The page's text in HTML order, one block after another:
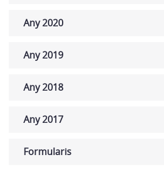
Any 2020
Any 2019
Any 2018
Any 2017
Formularis